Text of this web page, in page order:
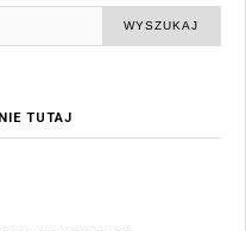
TUTAJ